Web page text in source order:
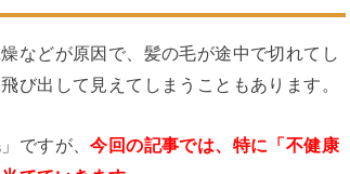
などが原因で、髪の毛が途中で切れてし
び出して見えてしまうこともあります。
ですが、今回の記事では、特に「不健康